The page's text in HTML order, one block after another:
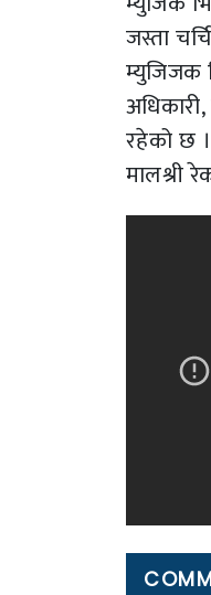
जस्ता
म्युजिजक
रहेको छ ।
मालश्री